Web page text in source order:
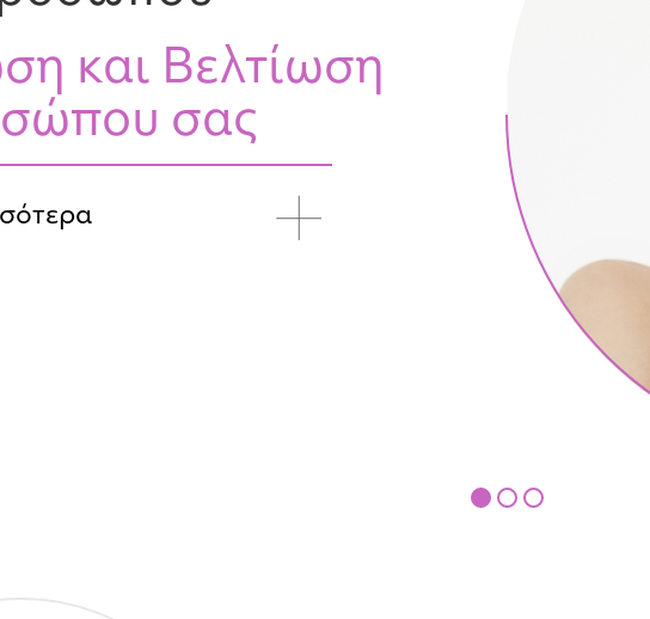
και Βελτίωση
σας